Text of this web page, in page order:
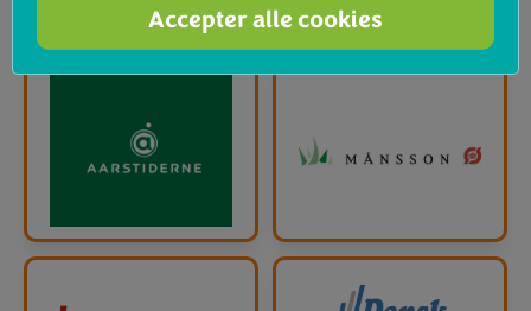
Accepter alle cookies